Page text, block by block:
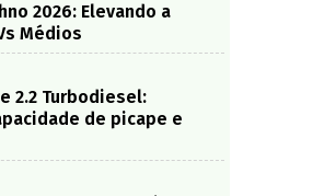
2026: Elevando a
Médios
2.2 Turbodiesel:
de picape e